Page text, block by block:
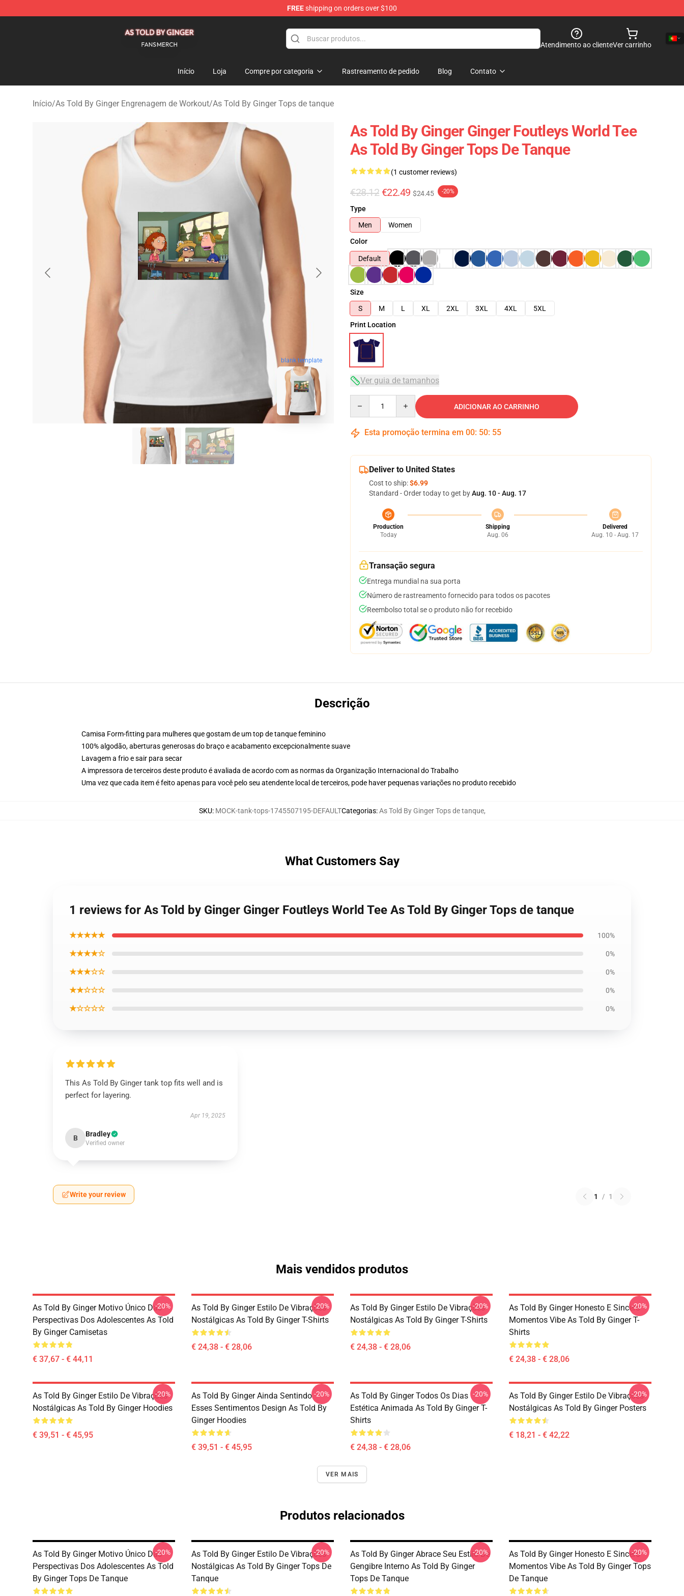
FREEshipping on orders over $100
Atendimento ao clienteVer carrinho
Início Loja Compre por categoria Rastreamento de pedido Blog Contato
Início/As Told By Ginger Engrenagem de Workout/As Told By Ginger Tops de tanque
blank template
As Told By Ginger Ginger Foutleys World Tee
As Told By Ginger Tops De Tanque
(1 customer reviews)
€28.12 €22.49 $24.45 -20%
Type
Men
Women
Color
Default
Size
S
M L XL 2XL 3XL 4XL
5XL
Print Location
Ver guia de tamanhos
ADICIONAR AO CARRINHO
Esta promoção termina em 00: 50: 54
Deliver to United States
Cost to ship:$6.99
Standard - Order today to get byAug. 10 - Aug. 17
Production
Today
Shipping
Aug. 06
Delivered
Aug. 10 - Aug. 17
Transação segura
Entrega mundial na sua porta
Número de rastreamento fornecido para todos os pacotes
Reembolso total se o produto não for recebido
Descrição
Camisa Form-fitting para mulheres que gostam de um top de tanque feminino
100% algodão, aberturas generosas do braço e acabamento excepcionalmente suave
Lavagem a frio e sair para secar
A impressora de terceiros deste produto é avaliada de acordo com as normas da Organização Internacional do Trabalho
Uma vez que cada item é feito apenas para você pelo seu atendente local de terceiros, pode haver pequenas variações no produto recebido
SKU: MOCK-tank-tops-1745507195-DEFAULTCategorias:As Told By Ginger Tops de tanque,
What Customers Say
1 reviews for As Told by Ginger Ginger Foutleys World Tee As Told By Ginger Tops de tanque
★★★★★ 100%
★★★★☆ 0%
★★★☆☆ 0%
★★☆☆☆ 0%
★☆☆☆☆ 0%
This As Told By Ginger tank top fits well and is
perfect for layering.
Apr 19, 2025
B Bradley
Verified owner
Write your review 1 / 1
Mais vendidos produtos
As Told By Ginger Motivo Único Das
Perspectivas Dos Adolescentes As Told
By Ginger Camisetas
€ 37,67 - € 44,11
-20%
As Told By Ginger Estilo De Vibrações
Nostálgicas As Told By Ginger T-Shirts
€ 24,38 - € 28,06
-20%
As Told By Ginger Estilo De Vibrações
Nostálgicas As Told By Ginger T-Shirts
€ 24,38 - € 28,06
-20%
As Told By Ginger Honesto E Sincero
Momentos Vibe As Told By Ginger T-
Shirts
€ 24,38 - € 28,06
-20%
As Told By Ginger Estilo De Vibrações
Nostálgicas As Told By Ginger Hoodies
€ 39,51 - € 45,95
-20%
As Told By Ginger Ainda Sentindo
Esses Sentimentos Design As Told By
Ginger Hoodies
€ 39,51 - € 45,95
-20%
As Told By Ginger Todos Os Dias
Estética Animada As Told By Ginger T-
Shirts
€ 24,38 - € 28,06
-20%
As Told By Ginger Estilo De Vibrações
Nostálgicas As Told By Ginger Posters
€ 18,21 - € 42,22
-20%
VER MAIS
Produtos relacionados
As Told By Ginger Motivo Único Das
Perspectivas Dos Adolescentes As Told
By Ginger Tops De Tanque
-20%
As Told By Ginger Estilo De Vibrações
Nostálgicas As Told By Ginger Tops De
Tanque
-20%
As Told By Ginger Abrace Seu Estilo De
Gengibre Interno As Told By Ginger
Tops De Tanque
-20%
As Told By Ginger Honesto E Sincero
Momentos Vibe As Told By Ginger Tops
De Tanque
-20%